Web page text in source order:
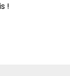
!